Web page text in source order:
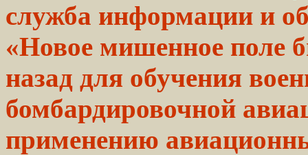
служба информации и
«Новое мишенное поле
назад для обучения
бомбардировочной
применению